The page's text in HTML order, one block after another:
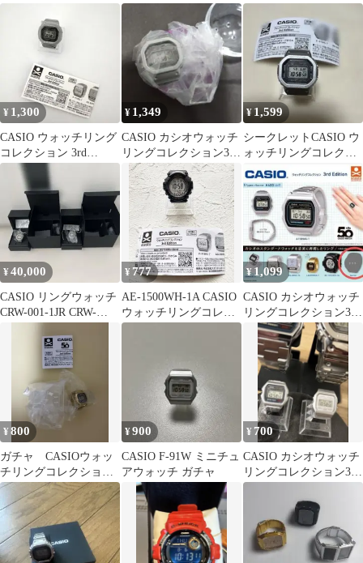
ン ガチャ
SHOCK シークレット
ミニチュア
¥ 1,300
CASIO ウォッチリング
コレクション 3rd
Edition
¥ 1,349
CASIO カシオウォッチ
リングコレクション3rd
Edition シークレット
¥1,599
シークレットCASIO ウ
ォッチリングコレクシ
ョン 3rd Edition
¥40,000
CASIO リングウォッチ
CRW-001-1JR CRW-
¥ 777
AE-1500WH-1A CASIO
ウォッチリングコレク
ション ガチャ
¥ 1,099
CASIO カシオウォッチ
リングコレクション3rd
Edition シークレット
¥800
ガチャ CASIOウォッ
チリングコレクション
3rd LA670WGA-1
¥900
CASIO F-91W ミニチュ
アウォッチ ガチャ
¥ 700
CASIO カシオウォッチ
リングコレクション3rd
F-91WS-7